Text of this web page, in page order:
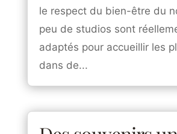
le respect du bien-être du
peu de studios sont
adaptés pour accueillir les
dans de...